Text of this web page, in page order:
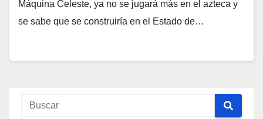
Máquina Celeste, ya no se jugará más en el azteca y
se sabe que se construiría en el Estado de…